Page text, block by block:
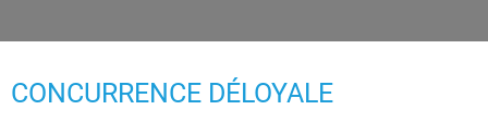
CONCURRENCE DÉLOYALE